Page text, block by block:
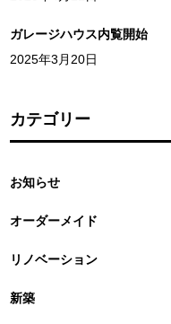
ガレージハウス内覧開始
2025年3月20日
カテゴリー
お知らせ
オーダーメイド
リノベーション
新築